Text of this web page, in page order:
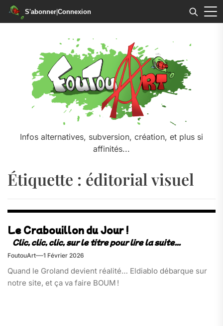
S'abonner|Connexion
Infos alternatives, subversion, création, et plus si
affinités...
Étiquette : éditorial visuel
Le Crabouillon du Jour !
FoutouArt 1 Février 2026
Quand le Groland devient réalité… Eldiablo débarque sur
notre site, et ça va faire BOUM !